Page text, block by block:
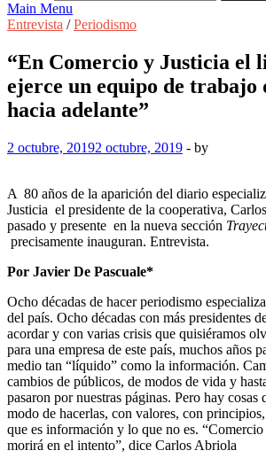
Main Menu
Entrevista /Periodismo
“En Comercio y Justicia el
ejerce un equipo de trabajo
hacia adelante”
2 octubre, 20192 octubre, 2019 - by
A 80 años de la aparición del diario
Justicia el presidente de la cooperativa,
pasado y presente en la nueva sección
precisamente inauguran. Entrevista.
Por Javier De Pascuale*
Ocho décadas de hacer periodismo
del país. Ocho décadas con más presidentes
acordar y con varias crisis que quisiéramos
para una empresa de este país, muchos años
medio tan “líquido” como la información.
cambios de públicos, de modos de vida y
pasaron por nuestras páginas. Pero hay cosas
modo de hacerlas, con valores, con
que es información y lo que no es. “Comercio
morirá en el intento”, dice Carlos Abriola